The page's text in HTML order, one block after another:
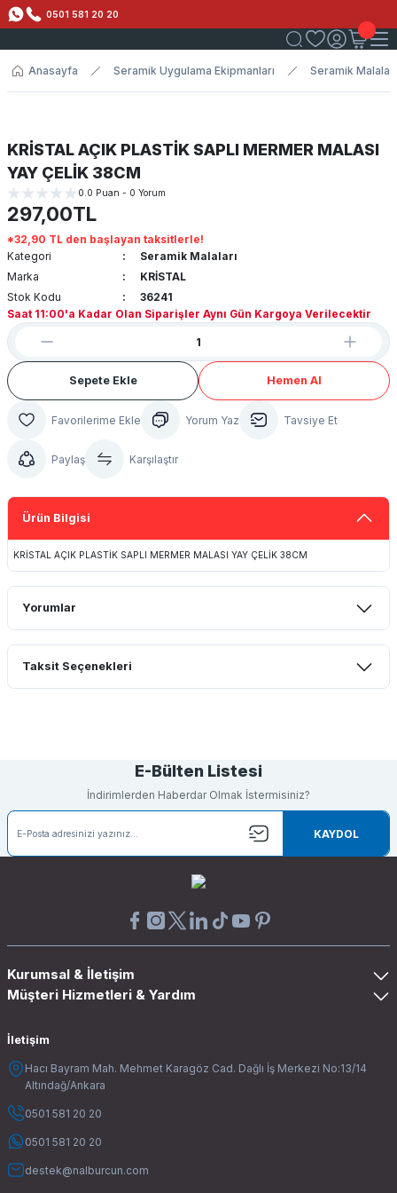
0501 581 20 20
Anasayfa Seramik Uygulama Ekipmanları Seramik Malaları
KRİSTAL AÇIK PLASTİK SAPLI MERMER MALASI
YAY ÇELİK 38CM
0.0 Puan - 0 Yorum
297,00TL
*32,90 TL den başlayan taksitlerle!
Kategori
Seramik Malaları
Marka
KRİSTAL
Stok Kodu
36241
Saat 11:00'a Kadar Olan Siparişler Aynı Gün Kargoya Verilecektir
Sepete Ekle Hemen Al
Yorum Yaz Tavsiye Et
Paylaş Karşılaştır
Ürün Bilgisi
KRİSTAL AÇIK PLASTİK SAPLI MERMER MALASI YAY ÇELİK 38CM
Yorumlar
Bu ürüne ilk yorumu siz yapın!
Taksit Seçenekleri
E-Bülten Listesi
İndirimlerden Haberdar Olmak İstermisiniz?
KAYDOL
Kurumsal & İletişim
Müşteri Hizmetleri & Yardım
İletişim
Hacı Bayram Mah. Mehmet Karagöz Cad. Dağlı İş Merkezi No:13/14
Altındağ/Ankara
0501 581 20 20
0501 581 20 20
destek@nalburcun.com